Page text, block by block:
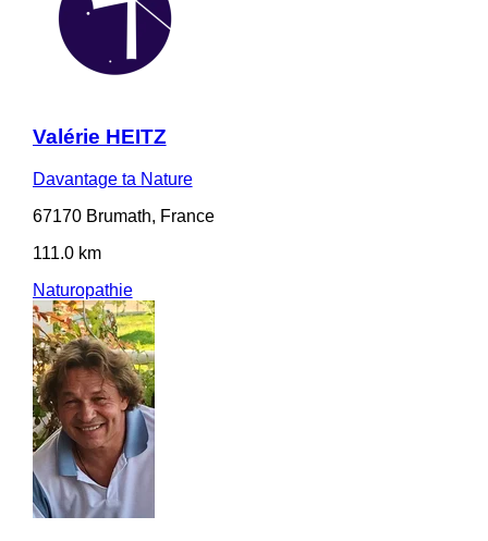
Valérie HEITZ
Davantage ta Nature
67170 Brumath, France
111.0 km
Naturopathie